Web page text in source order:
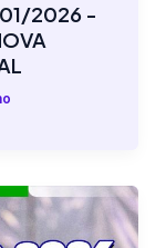
01/2026 -